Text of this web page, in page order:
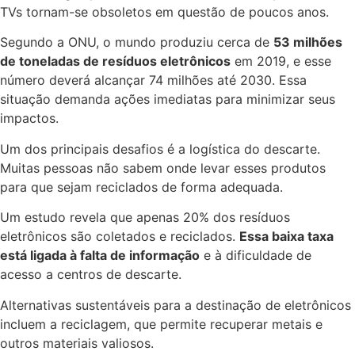
TVs tornam-se obsoletos em questão de poucos anos.
Segundo a ONU, o mundo produziu cerca de 53 milhões
de toneladas de resíduos eletrônicos em 2019, e esse
número deverá alcançar 74 milhões até 2030. Essa
situação demanda ações imediatas para minimizar seus
impactos.
Um dos principais desafios é a logística do descarte.
Muitas pessoas não sabem onde levar esses produtos
para que sejam reciclados de forma adequada.
Um estudo revela que apenas 20% dos resíduos
eletrônicos são coletados e reciclados. Essa baixa taxa
está ligada à falta de informação e à dificuldade de
acesso a centros de descarte.
Alternativas sustentáveis para a destinação de eletrônicos
incluem a reciclagem, que permite recuperar metais e
outros materiais valiosos.